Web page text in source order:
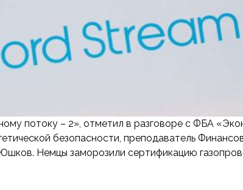
потоку – 2», отметил в разговоре с ФБА
безопасности, преподаватель
Немцы заморозили сертификацию